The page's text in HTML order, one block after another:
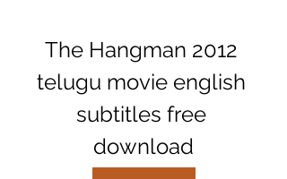
The Hangman 2012
telugu movie english
subtitles free
download